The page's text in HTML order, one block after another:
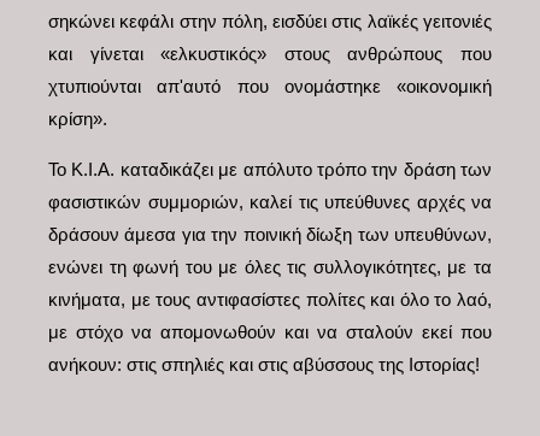
σηκώνει κεφάλι στην πόλη, εισδύει στις λαϊκές γειτονιές
και γίνεται «ελκυστικός» στους ανθρώπους που
χτυπιούνται απ'αυτό που ονομάστηκε «οικονομική
κρίση».
Το Κ.Ι.Α. καταδικάζει με απόλυτο τρόπο την δράση των
φασιστικών συμμοριών, καλεί τις υπεύθυνες αρχές να
δράσουν άμεσα για την ποινική δίωξη των υπευθύνων,
ενώνει τη φωνή του με όλες τις συλλογικότητες, με τα
κινήματα, με τους αντιφασίστες πολίτες και όλο το λαό,
με στόχο να απομονωθούν και να σταλούν εκεί που
ανήκουν: στις σπηλιές και στις αβύσσους της Ιστορίας!